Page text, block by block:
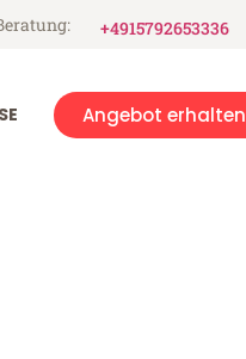
+4915792653336
Angebot erhalten